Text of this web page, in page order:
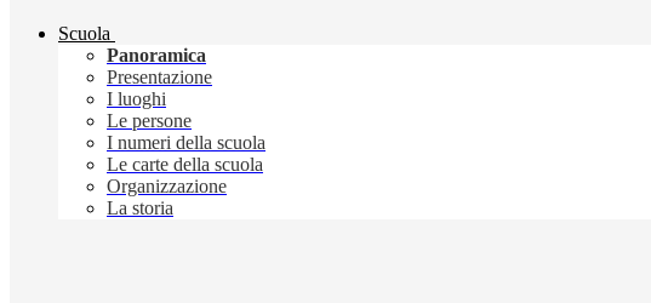
Scuola
Panoramica
Presentazione
I luoghi
Le persone
I numeri della scuola
Le carte della scuola
Organizzazione
La storia